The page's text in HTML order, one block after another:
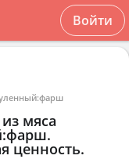
Войти
мяса
.
ценность.